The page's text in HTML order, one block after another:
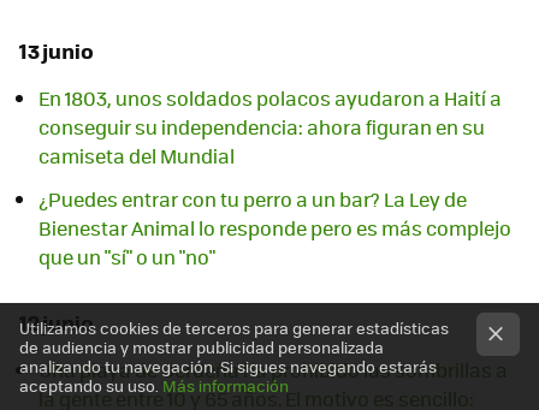
13 junio
En 1803, unos soldados polacos ayudaron a Haití a
conseguir su independencia: ahora figuran en su
camiseta del Mundial
¿Puedes entrar con tu perro a un bar? La Ley de
Bienestar Animal lo responde pero es más complejo
que un "sí" o un "no"
12 junio
Una playa de Cerdeña ha prohibido las sombrillas a
la gente entre 10 y 65 años. El motivo es sencillo:
Utilizamos cookies de terceros para generar estadísticas
de audiencia y mostrar publicidad personalizada
analizando tu navegación. Si sigues navegando estarás
aceptando su uso. Más información